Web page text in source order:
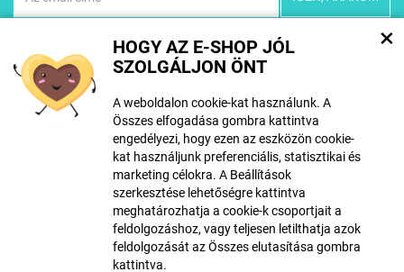
HOGY AZ E-SHOP JÓL
SZOLGÁLJON ÖNT
A weboldalon cookie-kat használunk. A
Összes elfogadása gombra kattintva
engedélyezi, hogy ezen az eszközön cookie-
kat használjunk preferenciális, statisztikai és
marketing célokra. A Beállítások
szerkesztése lehetőségre kattintva
meghatározhatja a cookie-k csoportjait a
feldolgozáshoz, vagy teljesen letilthatja azok
feldolgozását az Összes elutasítása gombra
kattintva.
×
A tartalom létrehozásakor mesterséges intelligencia eszközöket
használhattak. További információitt található.
© Szerzői jog ECLIPSERA s.r.o.
Minden jog fentartva